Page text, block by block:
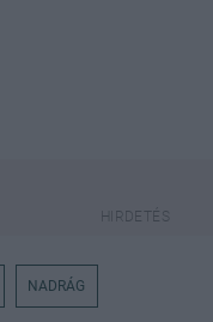
NADRÁG